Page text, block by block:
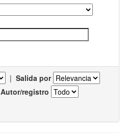
| Salida por
Autor/registro